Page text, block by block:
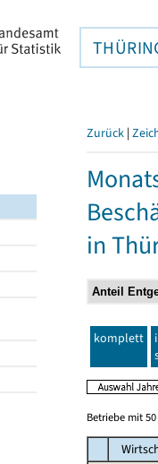
Zurück |
in
komplett
Betriebe mit